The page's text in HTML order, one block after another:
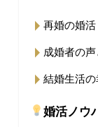
再婚の婚活
成婚者の
結婚生活
婚活ノウ